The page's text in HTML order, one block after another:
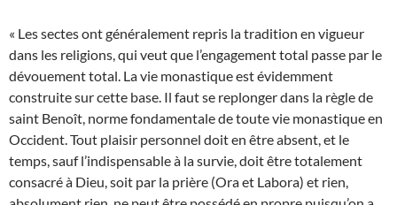
« Les sectes ont généralement repris la tradition en vigueur
dans les religions, qui veut que l’engagement total passe par le
dévouement total. La vie monastique est évidemment
construite sur cette base. Il faut se replonger dans la règle de
saint Benoît, norme fondamentale de toute vie monastique en
Occident. Tout plaisir personnel doit en être absent, et le
temps, sauf l’indispensable à la survie, doit être totalement
consacré à Dieu, soit par la prière (Ora et Labora) et rien,